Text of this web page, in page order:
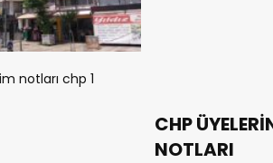
CHP
NOTLARI